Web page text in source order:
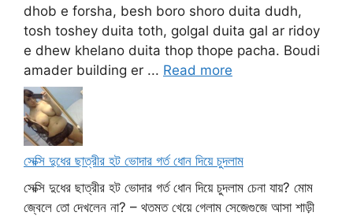
dhob e forsha, besh boro shoro duita dudh,
tosh toshey duita toth, golgal duita gal ar ridoy
e dhew khelano duita thop thope pacha. Boudi
amader building er ... Read more
সেক্সি দুধের ছাত্রীর হট ভোদার গর্ত ধোন দিয়ে চুদলাম
সেক্সি দুধের ছাত্রীর হট ভোদার গর্ত ধোন দিয়ে চুদলাম চেনা যায়? মোম
জ্বেলে তো দেখলেন না? – থতমত খেয়ে গেলাম সেজেগুজে আসা শাড়ী